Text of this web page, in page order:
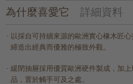
為什麼喜愛它 詳細資料
以採自可持續來源的歐洲實心橡木匠
締造出經典而優雅的極致外觀。
緩閉抽屜採用優質歐洲硬件製成，加
品，置於觸手可及之處。